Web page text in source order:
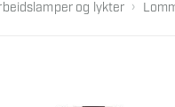
og lykter ›